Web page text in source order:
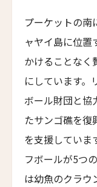
Azerai La Residence
サンタ・ボカ
Santa Boka
ホテル・ベルク
Hotel Belleclaire
パークホテル・
Parkhotel Egerner
カブ・ホテル・
Cabu Hotel Rhodes
プーケットの南
ャヤイ島に位置
かけることなく
にしています。
ボール財団と協
たサンゴ礁を復
を支援していま
フボールが5つ
は幼魚のクラウ